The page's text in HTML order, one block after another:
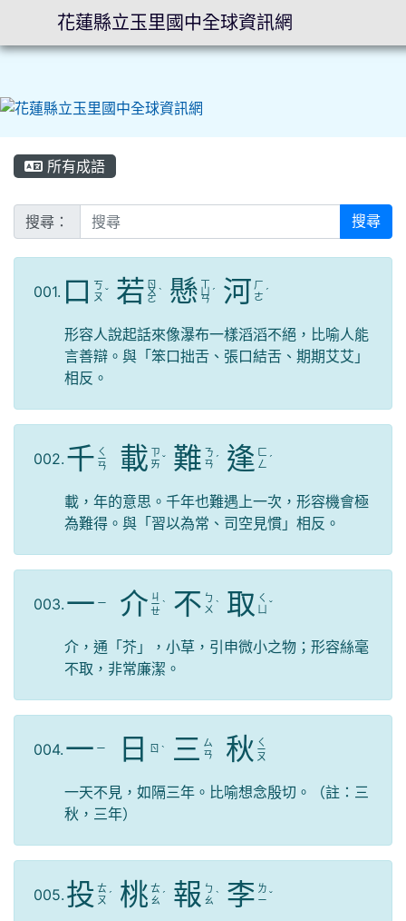
所有成語
搜尋： 搜尋
001. 口 ㄎ
ㄡ ˇ 若 ㄖ
ㄨ
ㄛ
ˋ 懸 ㄒ
ㄩ
ㄢ
ˊ 河 ㄏ
ㄜ ˊ
形容人說起話來像瀑布一樣滔滔不絕，比喻人能
言善辯。與「笨口拙舌、張口結舌、期期艾艾」
相反。
002. 千 ㄑ
ㄧ
ㄢ 載 ㄗ
ㄞ ˇ 難 ㄋ
ㄢ ˊ 逢 ㄈ
ㄥ ˊ
載，年的意思。千年也難遇上一次，形容機會極
為難得。與「習以為常、司空見慣」相反。
003. 一 ㄧ 介 ㄐ
ㄧ
ㄝ
ˋ 不 ㄅ
ㄨ ˋ 取 ㄑ
ˇ
介，通「芥」，小草，引申微小之物；形容絲毫
不取，非常廉潔。
004. 一 ㄧ 日 ㄖ ˋ 三 ㄙ
ㄢ
秋 ㄑ
ㄧ
ㄡ
一天不見，如隔三年。比喻想念殷切。（註：三
秋，三年）
005. 投 ㄊ
ㄡ ˊ 桃 ㄊ
ㄠ ˊ 報 ㄅ
ㄠ ˋ 李 ㄌ
ㄧ ˇ
花蓮縣立玉里國中全球資訊網